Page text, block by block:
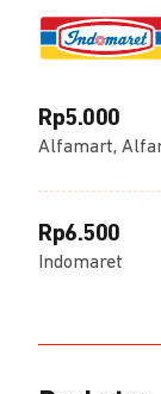
Rp5.000
Alfamart,
Rp6.500
Indomaret